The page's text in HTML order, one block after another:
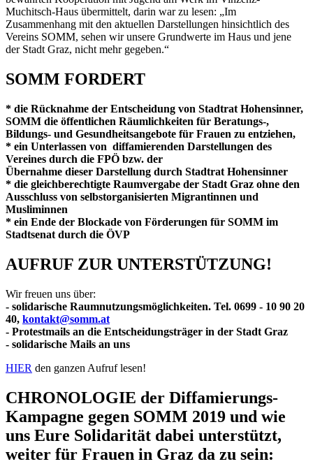
Muchitsch-Haus übermittelt, darin war zu lesen: „Im
Zusammenhang mit den aktuellen Darstellungen hinsichtlich des
Vereins SOMM, sehen wir unsere Grundwerte im Haus und jene
der Stadt Graz, nicht mehr gegeben.“
SOMM FORDERT
* die Rücknahme der Entscheidung von Stadtrat Hohensinner,
SOMM die öffentlichen Räumlichkeiten für Beratungs-,
Bildungs- und Gesundheitsangebote für Frauen zu entziehen,
* ein Unterlassen von diffamierenden Darstellungen des
Vereines durch die FPÖ bzw. der
Übernahme dieser Darstellung durch Stadtrat Hohensinner
* die gleichberechtigte Raumvergabe der Stadt Graz ohne den
Ausschluss von selbstorganisierten Migrantinnen und
Musliminnen
* ein Ende der Blockade von Förderungen für SOMM im
Stadtsenat durch die ÖVP
AUFRUF ZUR UNTERSTÜTZUNG!
Wir freuen uns über:
- solidarische Raumnutzungsmöglichkeiten. Tel. 0699 - 10 90 20
40, kontakt@somm.at
- Protestmails an die Entscheidungsträger in der Stadt Graz
- solidarische Mails an uns
HIER den ganzen Aufruf lesen!
CHRONOLOGIE der Diffamierungs-
Kampagne gegen SOMM 2019 und wie
uns Eure Solidarität dabei unterstützt,
weiter für Frauen in Graz da zu sein: